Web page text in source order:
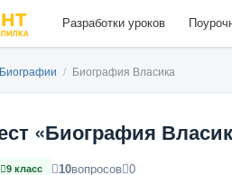
Разработки уроков
Биографии / Биография Власика
«Биография
9 класс 10вопросов 0